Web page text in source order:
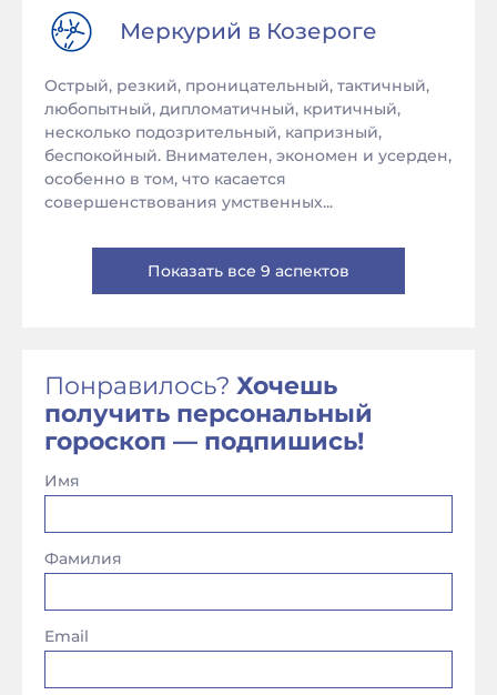
Меркурий в Козероге
Острый, резкий, проницательный, тактичный,
любопытный, дипломатичный, критичный,
несколько подозрительный, капризный,
беспокойный. Внимателен, экономен и усерден,
особенно в том, что касается
совершенствования умственных...
Показать все 9 аспектов
Понравилось? Хочешь
получить персональный
гороскоп — подпишись!
Имя
Фамилия
Email